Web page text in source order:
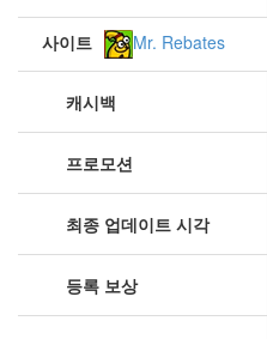
사이트 Mr. Rebates
캐시백
프로모션
최종 업데이트 시각
등록 보상